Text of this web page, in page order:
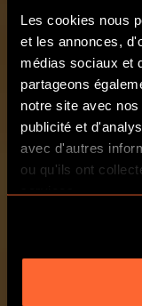
Les cookies nous
et les annonces,
médias sociaux et
partageons
notre site avec
publicité et
avec d'autres
ou qu'ils ont
services.